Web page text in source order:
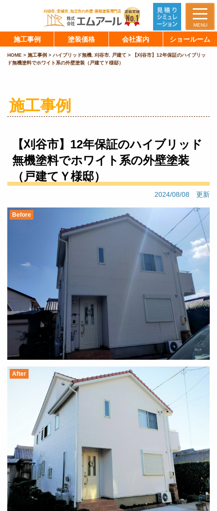
MENU
施工事例 塗装価格 会社案内 ショールーム
HOME > 施工事例 > ハイブリッド無機, 刈谷市, 戸建て >
【刈谷市】12年保証のハイブリッ
ド無機塗料でホワイト系の外壁塗装（戸建てＹ様邸）
施工事例
【刈谷市】12年保証のハイブリッド
無機塗料でホワイト系の外壁塗装
（戸建てＹ様邸）
2024/08/08 更新
Before
After